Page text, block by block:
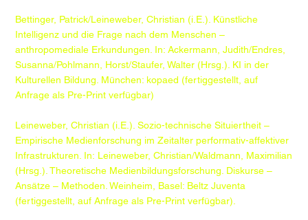
Bettinger, Patrick/Leineweber, Christian (i.E.). Künstliche
Intelligenz und die Frage nach dem Menschen –
anthropomediale Erkundungen. In: Ackermann, Judith/Endres,
Susanna/Pohlmann, Horst/Staufer, Walter (Hrsg.). KI in der
Kulturellen Bildung. München: kopaed (fertiggestellt, auf
Anfrage als Pre-Print verfügbar)
Leineweber, Christian (i.E.). Sozio-technische Situiertheit –
Empirische Medienforschung im Zeitalter performativ-affektiver
Infrastrukturen. In: Leineweber, Christian/Waldmann, Maximilian
(Hrsg.). Theoretische Medienbildungsforschung. Diskurse –
Ansätze – Methoden. Weinheim, Basel: Beltz Juventa
(fertiggestellt, auf Anfrage als Pre-Print verfügbar).